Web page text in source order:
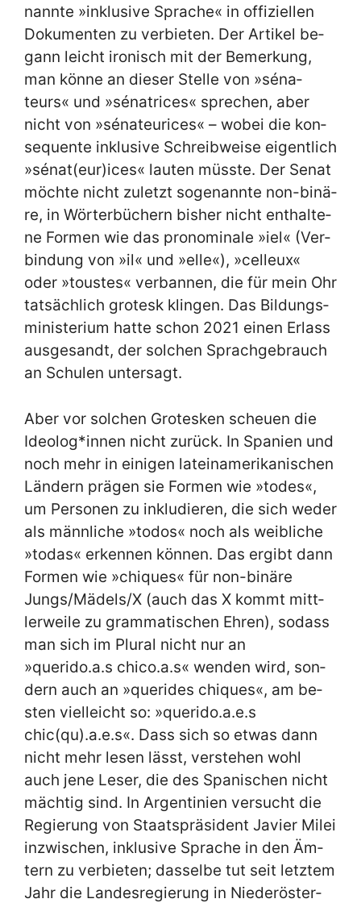
nann­te »in­klu­si­ve Spra­che« in of­fi­zi­el­len
Do­ku­men­ten zu ver­bie­ten. Der Ar­ti­kel be­
gann leicht iro­nisch mit der Be­mer­kung,
man kön­ne an die­ser Stel­le von »sé­na­
teurs« und »sé­na­tri­ces« spre­chen, aber
nicht von »sé­na­teu­rices« – wo­bei die kon­
se­quen­te in­klu­si­ve Schreib­wei­se ei­gent­lich
»sénat(eur)ices« lau­ten müss­te. Der Se­nat
möch­te nicht zu­letzt so­ge­nann­te non-bi­nä­
re, in Wör­ter­bü­chern bis­her nicht ent­hal­te­
ne For­men wie das pro­no­mi­na­le »iel« (Ver­
bin­dung von »il« und »el­le«), »cel­leux«
oder »tou­stes« ver­ban­nen, die für mein Ohr
tat­säch­lich gro­tesk klin­gen. Das Bil­dungs­
mi­ni­ste­ri­um hat­te schon 2021 ei­nen Er­lass
aus­ge­sandt, der sol­chen Sprach­ge­brauch
an Schu­len un­ter­sagt.
Aber vor sol­chen Gro­tes­ken scheu­en die
Ideolog*innen nicht zu­rück. In Spa­ni­en und
noch mehr in ei­ni­gen la­tein­ame­ri­ka­ni­schen
Län­dern prä­gen sie For­men wie »to­des«,
um Per­so­nen zu in­klu­die­ren, die sich we­der
als männ­li­che »to­dos« noch als weib­li­che
»to­das« er­ken­nen kön­nen. Das er­gibt dann
For­men wie »chi­ques« für non-bi­nä­re
Jungs/Mädels/X (auch das X kommt mitt­
ler­wei­le zu gram­ma­ti­schen Eh­ren), so­dass
man sich im Plu­ral nicht nur an
»querido.a.s chico.a.s« wen­den wird, son­
dern auch an »quer­ides chi­ques«, am be­
sten viel­leicht so: »querido.a.e.s
chic(qu).a.e.s«. Dass sich so et­was dann
nicht mehr le­sen lässt, ver­ste­hen wohl
auch je­ne Le­ser, die des Spa­ni­schen nicht
mäch­tig sind. In Ar­gen­ti­ni­en ver­sucht die
Re­gie­rung von Staats­prä­si­dent Ja­vier Mi­lei
in­zwi­schen, in­klu­si­ve Spra­che in den Äm­
tern zu ver­bie­ten; das­sel­be tut seit letz­tem
Jahr die Lan­des­re­gie­rung in Nie­der­öster­